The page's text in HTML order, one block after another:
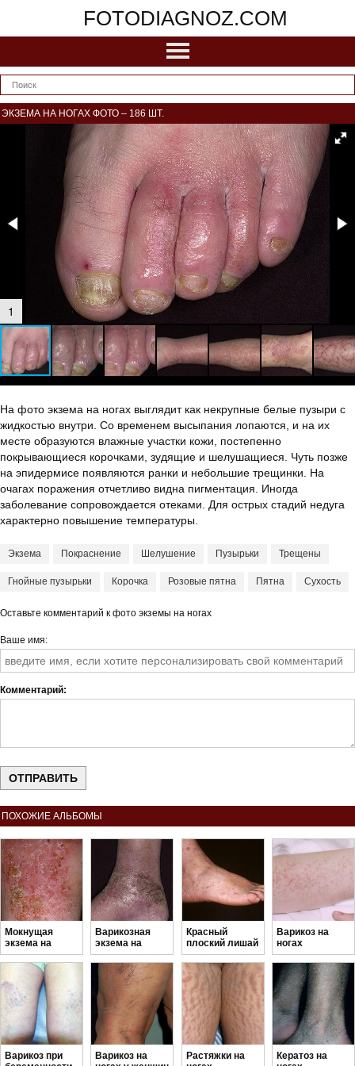
FOTODIAGNOZ.COM
ЭКЗЕМА НА НОГАХ ФОТО – 186 ШТ.
1
На фото экзема на ногах выглядит как некрупные белые пузыри с
жидкостью внутри. Со временем высыпания лопаются, и на их
месте образуются влажные участки кожи, постепенно
покрывающиеся корочками, зудящие и шелушащиеся. Чуть позже
на эпидермисе появляются ранки и небольшие трещинки. На
очагах поражения отчетливо видна пигментация. Иногда
заболевание сопровождается отеками. Для острых стадий недуга
характерно повышение температуры.
Экзема Покраснение Шелушение Пузырьки Трещены
Гнойные пузырьки Корочка Розовые пятна Пятна Сухость
Оставьте комментарий к фото экземы на ногах
Ваше имя
Комментарий
ПОХОЖИЕ АЛЬБОМЫ
Мокнущая
экзема на
ногах
Варикозная
экзема на
ногах
Красный
плоский лишай
на ногах
Варикоз на
ногах
начальная
стадия
Варикоз при
Варикоз на
Растяжки на
Кератоз на